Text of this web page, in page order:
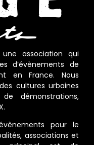
association qui
d’évènements de
en France. Nous
cultures urbaines
démonstrations,
pour le
associations et